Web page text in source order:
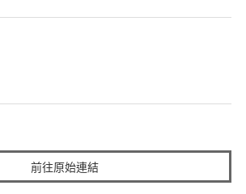
前往原始連結